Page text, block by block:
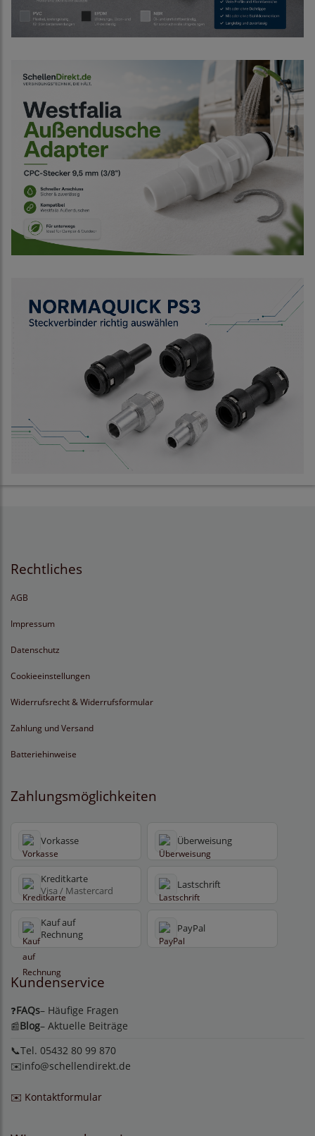
Rechtliches
AGB
Impressum
Datenschutz
Cookieeinstellungen
Widerrufsrecht & Widerrufsformular
Zahlung und Versand
Batteriehinweise
Zahlungsmöglichkeiten
Vorkasse Überweisung
Kreditkarte
Visa / Mastercard Lastschrift
Kauf auf
Rechnung
PayPal
Kundenservice
❓FAQs– Häufige Fragen
📰Blog– Aktuelle Beiträge
📞Tel. 05432 80 99 870
✉️info@schellendirekt.de
✉️ Kontaktformular